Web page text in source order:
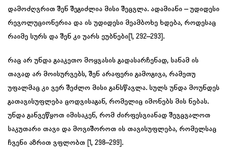
დამოძღვრით შენ შეგიძლია მისი შეცვლა. ადამიანი – უდიდესი
რევოლუციონერია და ის უდიდესი მეამბოხე ხდება, როდესაც
რაიმე სურს და შენ კი უარს ეუბნები[1, 292–293].
რაც არ უნდა გააკეთო მოყვასის გადასარჩენად, სანამ ის
თავად არ მოისურვებს, შენ არაფერი გამოგივა, რამეთუ
უფალმაც კი ვერ შეძლო მისი განსწავლა. სულს უნდა მოუნდეს
გათავისუფლება ცოდვისაგან, რომელიც იმონებს მის ნებას.
უნდა განვეწყოთ იმისაკენ, რომ ძირფესვიანად შევცვალოთ
საკუთარი თავი და მოვიშოროთ ის თავისუფლება, რომელსაც
ჩვენი აზრით ვფლობთ [1, 298–299].